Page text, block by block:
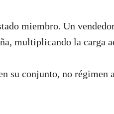
miembro. Un
multiplicando la carga
su conjunto, no